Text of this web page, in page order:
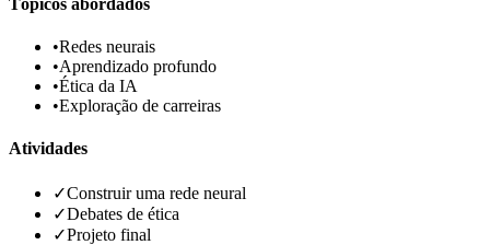
•Redes neurais
•Aprendizado profundo
•Ética da IA
•Exploração de carreiras
Atividades
✓Construir uma rede neural
✓Debates de ética
✓Projeto final